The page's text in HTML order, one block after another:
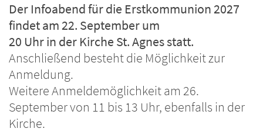
Der Infoabend für die Erstkommunion 2027
findet am 22. September um
20 Uhr in der Kirche St. Agnes statt.
Anschließend besteht die Möglichkeit zur
Anmeldung.
Weitere Anmeldemöglichkeit am 26.
September von 11 bis 13 Uhr, ebenfalls in der
Kirche.